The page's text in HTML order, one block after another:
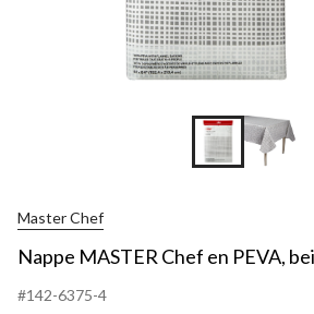
Master Chef
Nappe MASTER Chef en PEVA,
#142-6375-4